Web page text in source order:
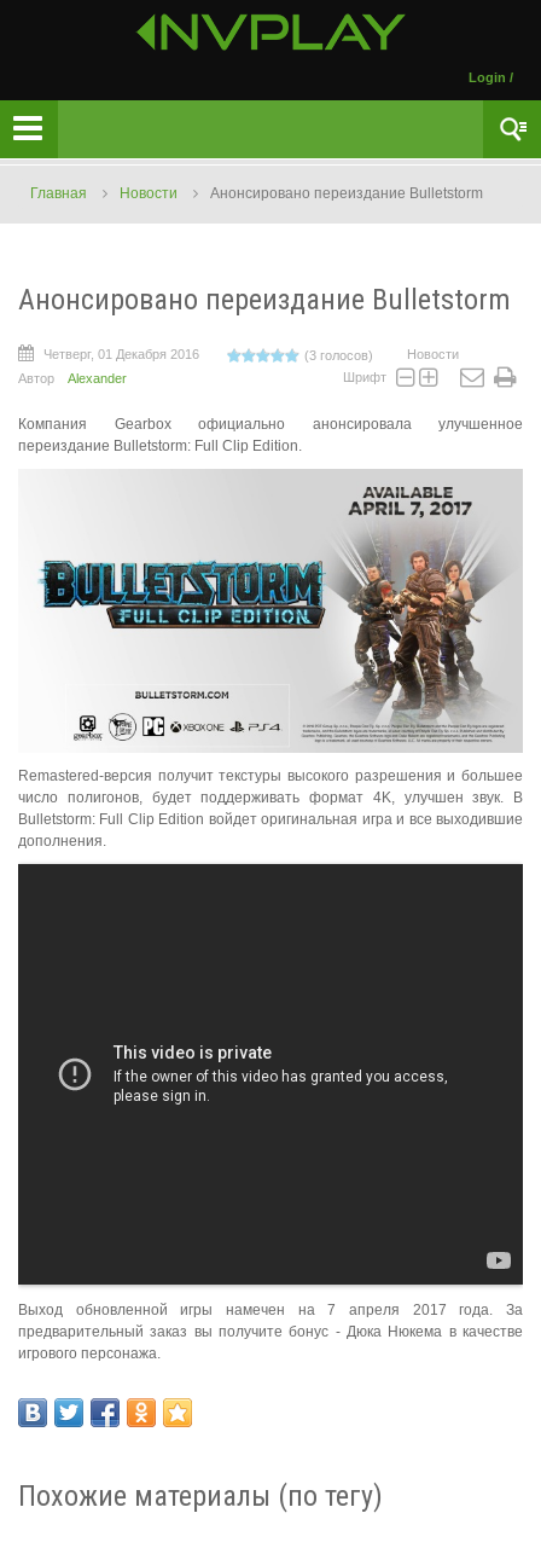
Login /
Главная Новости Анонсировано переиздание Bulletstorm
Анонсировано переиздание Bulletstorm
Четверг, 01 Декабря 2016 (3 голосов)
Новости
Автор
Alexander Шрифт
Компания Gearbox официально анонсировала улучшенное
переиздание Bulletstorm: Full Clip Edition.
Remastered-версия получит текстуры высокого разрешения и большее
число полигонов, будет поддерживать формат 4K, улучшен звук. В
Bulletstorm: Full Clip Edition войдет оригинальная игра и все выходившие
дополнения.
Выход обновленной игры намечен на 7 апреля 2017 года. За
предварительный заказ вы получите бонус - Дюка Нюкема в качестве
игрового персонажа.
Похожие материалы (по тегу)